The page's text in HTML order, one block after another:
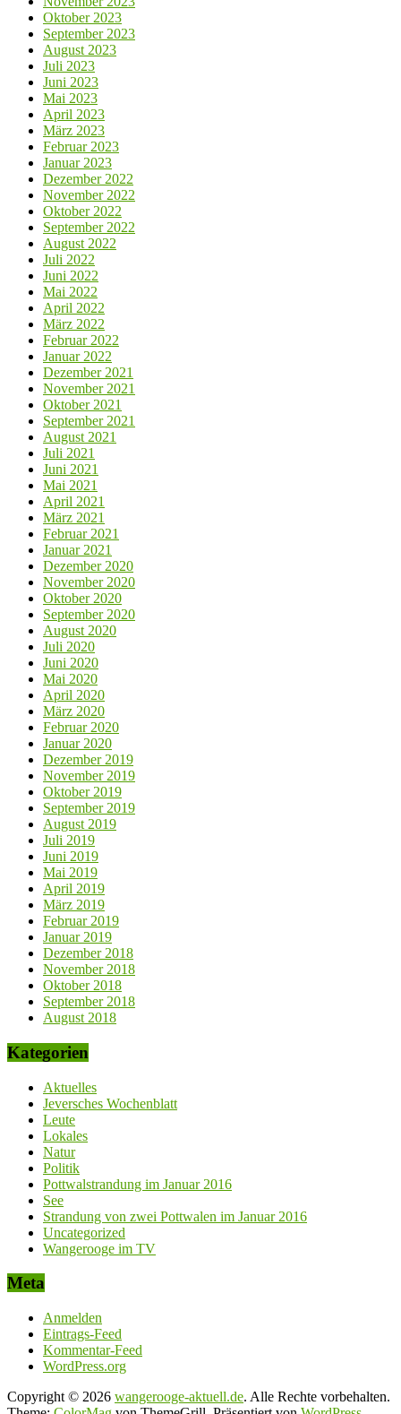
Oktober 2023
September 2023
August 2023
Juli 2023
Juni 2023
Mai 2023
April 2023
März 2023
Februar 2023
Januar 2023
Dezember 2022
November 2022
Oktober 2022
September 2022
August 2022
Juli 2022
Juni 2022
Mai 2022
April 2022
März 2022
Februar 2022
Januar 2022
Dezember 2021
November 2021
Oktober 2021
September 2021
August 2021
Juli 2021
Juni 2021
Mai 2021
April 2021
März 2021
Februar 2021
Januar 2021
Dezember 2020
November 2020
Oktober 2020
September 2020
August 2020
Juli 2020
Juni 2020
Mai 2020
April 2020
März 2020
Februar 2020
Januar 2020
Dezember 2019
November 2019
Oktober 2019
September 2019
August 2019
Juli 2019
Juni 2019
Mai 2019
April 2019
März 2019
Februar 2019
Januar 2019
Dezember 2018
November 2018
Oktober 2018
September 2018
August 2018
Kategorien
Aktuelles
Jeversches Wochenblatt
Leute
Lokales
Natur
Politik
Pottwalstrandung im Januar 2016
See
Strandung von zwei Pottwalen im Januar 2016
Uncategorized
Wangerooge im TV
Meta
Anmelden
Eintrags-Feed
Kommentar-Feed
WordPress.org
Copyright © 2026 wangerooge-aktuell.de. Alle Rechte vorbehalten.